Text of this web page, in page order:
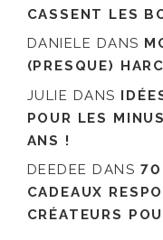
CASSENT LES
DANIELE DANS
(PRESQUE)
JULIE DANS
POUR LES
ANS !
DEEDEE DANS 70
CADEAUX
CRÉATEURS